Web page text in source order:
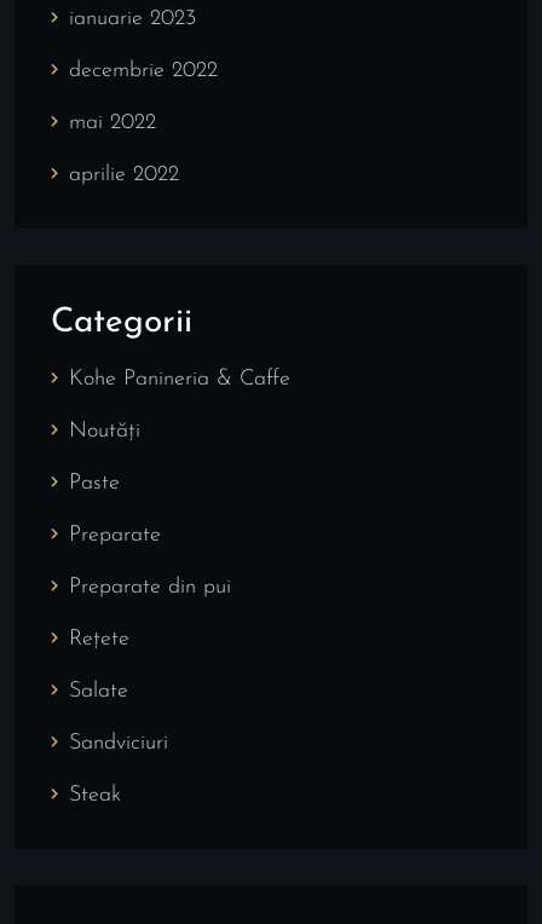
ianuarie 2023
decembrie 2022
mai 2022
aprilie 2022
Categorii
Kohe Panineria & Caffe
Noutăți
Paste
Preparate
Preparate din pui
Rețete
Salate
Sandviciuri
Steak